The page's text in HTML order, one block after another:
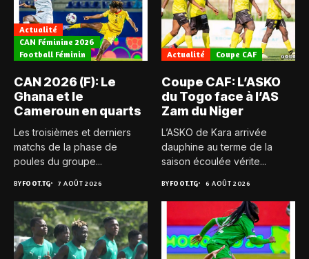
Actualité
CAN Féminine 2026
Football Féminin
CAN 2026 (F): Le
Ghana et le
Cameroun en quarts
Les troisièmes et derniers
matchs de la phase de
poules du groupe...
BYFOOT.TG 7 AOÛT 2026
Actualité Coupe CAF
Coupe CAF: L’ASKO
du Togo face à l’AS
Zam du Niger
L’ASKO de Kara arrivée
dauphine au terme de la
saison écoulée vérite...
BYFOOT.TG 6 AOÛT 2026